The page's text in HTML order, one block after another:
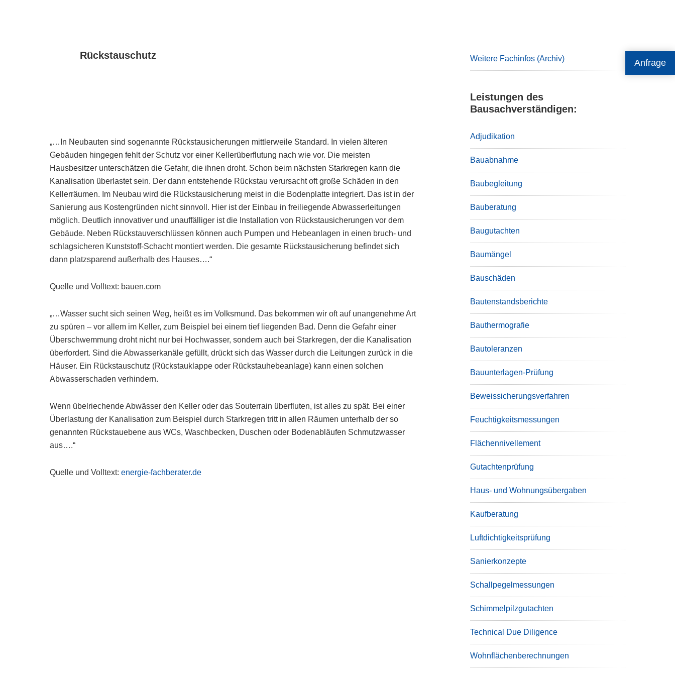
Anfrage
Rückstauschutz
„…In Neubauten sind sogenannte Rückstausicherungen mittlerweile Standard. In vielen älteren
Gebäuden hingegen fehlt der Schutz vor einer Kellerüberflutung nach wie vor. Die meisten
Hausbesitzer unterschätzen die Gefahr, die ihnen droht. Schon beim nächsten Starkregen kann die
Kanalisation überlastet sein. Der dann entstehende Rückstau verursacht oft große Schäden in den
Kellerräumen. Im Neubau wird die Rückstausicherung meist in die Bodenplatte integriert. Das ist in der
Sanierung aus Kostengründen nicht sinnvoll. Hier ist der Einbau in freiliegende Abwasserleitungen
möglich. Deutlich innovativer und unauffälliger ist die Installation von Rückstausicherungen vor dem
Gebäude. Neben Rückstauverschlüssen können auch Pumpen und Hebeanlagen in einen bruch- und
schlagsicheren Kunststoff-Schacht montiert werden. Die gesamte Rückstausicherung befindet sich
dann platzsparend außerhalb des Hauses….“
Quelle und Volltext: bauen.com
„…Wasser sucht sich seinen Weg, heißt es im Volksmund. Das bekommen wir oft auf unangenehme Art
zu spüren – vor allem im Keller, zum Beispiel bei einem tief liegenden Bad. Denn die Gefahr einer
Überschwemmung droht nicht nur bei Hochwasser, sondern auch bei Starkregen, der die Kanalisation
überfordert. Sind die Abwasserkanäle gefüllt, drückt sich das Wasser durch die Leitungen zurück in die
Häuser. Ein Rückstauschutz (Rückstauklappe oder Rückstauhebeanlage) kann einen solchen
Abwasserschaden verhindern.
Wenn übelriechende Abwässer den Keller oder das Souterrain überfluten, ist alles zu spät. Bei einer
Überlastung der Kanalisation zum Beispiel durch Starkregen tritt in allen Räumen unterhalb der so
genannten Rückstauebene aus WCs, Waschbecken, Duschen oder Bodenabläufen Schmutzwasser
aus….“
Quelle und Volltext:energie-fachberater.de
Weitere Fachinfos (Archiv)
Leistungen des
Bausachverständigen:
Adjudikation
Bauabnahme
Baubegleitung
Bauberatung
Baugutachten
Baumängel
Bauschäden
Bautenstandsberichte
Bauthermografie
Bautoleranzen
Bauunterlagen-Prüfung
Beweissicherungsverfahren
Feuchtigkeitsmessungen
Flächennivellement
Gutachtenprüfung
Haus- und Wohnungsübergaben
Kaufberatung
Luftdichtigkeitsprüfung
Sanierkonzepte
Schallpegelmessungen
Schimmelpilzgutachten
Technical Due Diligence
Wohnflächenberechnungen